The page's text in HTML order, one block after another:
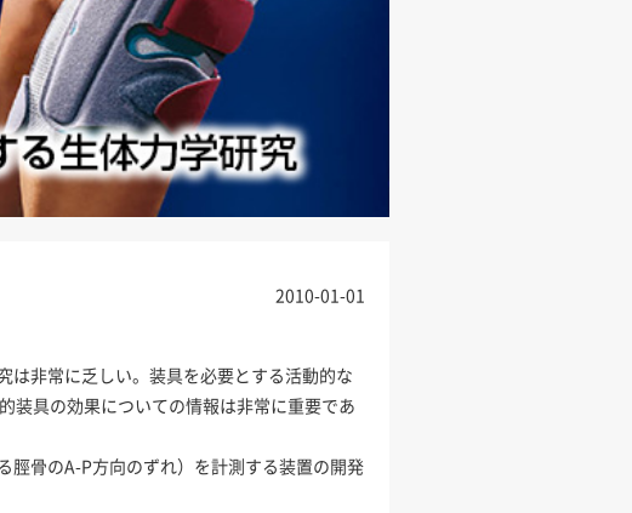
2010-01-01
は非常に乏しい。装具を必要とする活動的な
装具の効果についての情報は非常に重要であ
脛骨のA-P方向のずれ）を計測する装置の開発